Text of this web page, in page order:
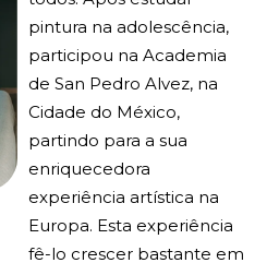
pintura na adolescência,
participou na Academia
de San Pedro Alvez, na
Cidade do México,
partindo para a sua
enriquecedora
experiência artística na
Europa. Esta experiência
fê-lo crescer bastante em